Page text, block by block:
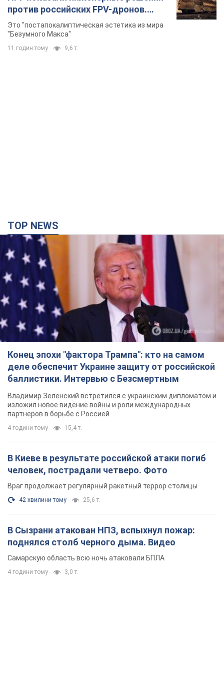
против российских FPV-дронов.
Фото
Это "постапокалиптическая эстетика из мира
"Безумного Макса"
11 годин тому 9,6 т.
TOP NEWS
Конец эпохи "фактора Трампа": кто на самом
деле обеспечит Украине защиту от российской
баллистики. Интервью с Безсмертным
Владимир Зеленский встретился с украинским дипломатом и
изложил новое видение войны и роли международных
партнеров в борьбе с Россией
4 години тому 15,4 т.
В Киеве в результате российской атаки погиб
человек, пострадали четверо. Фото
Враг продолжает регулярный ракетный террор столицы
42 хвилини тому 25,6 т.
В Сызрани атакован НПЗ, вспыхнул пожар:
поднялся столб черного дыма. Видео
Самарскую область всю ночь атаковали БПЛА
4 години тому 3,0 т.